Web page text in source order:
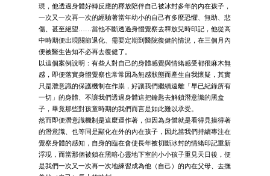
現，他透過身體好轉反應的釋放陪伴自己被冰封多年的內在孩子，
一次又一次再一次的經驗著當年幼小的自己有多麼恐懼、無助、悲
傷、甚至絕望……當他不斷透過身體覺察去釋放兒時印記，他從高
中時期便出現關節退化、需要定期到醫院復健的情況，在三個月內
便被醫生告知不必再去復健了。
以這個案例說明：有些人對自己的身體感覺與情緒感受都很麻木無
感，即便落實身體覺察也常常因為無感狀態而產生自我懷疑，其實
只是潛意識的保護機制在作祟，好讓我們繼續遠離「早已紀錄所有
一切」的身體、不讓我們透過身體這把鑰匙去解鎖潛意識的黑盒
子，畢竟那些對孩童時期的我們而言是如此難以承受。
然而即便潛意識機制是這麼運作著，但因為身體就是看得見摸得著
的潛意識、也等同是顯化在外的內在孩子，因此當我們持續專注在
覺察身體的感知，自身的臨在會使長年被切斷冰封的情緒印記重新
浮現，而當那個被鎖在黑暗心靈地下室的小小孩子重見天日後，便
是我們一次又一次再一次地練習成為他（自己）的內在父母、去撫